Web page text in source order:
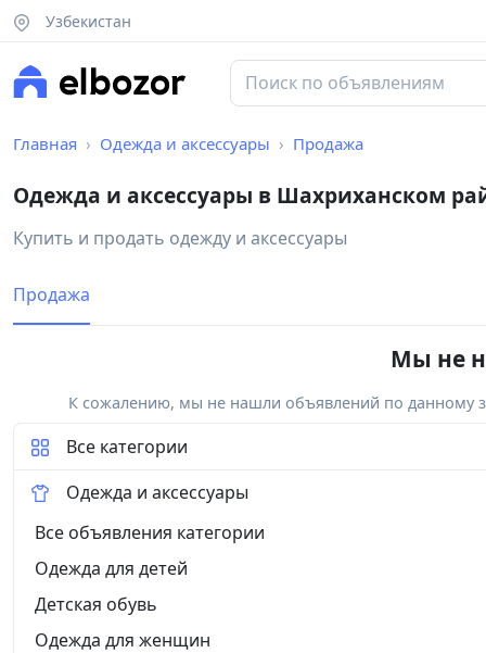
Узбекистан
Главная Одежда и аксессуары Продажа
Одежда и аксессуары в Шахриханском
Купить и продать одежду и аксессуары
Продажа
Мы не
К сожалению, мы не нашли объявлений по данному
Все категории
Одежда и аксессуары
Все объявления категории
Одежда для детей
Детская обувь
Одежда для женщин